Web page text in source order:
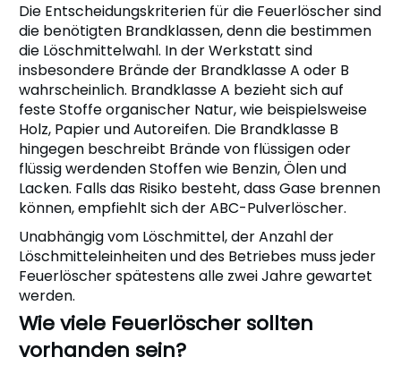
Die Entscheidungskriterien für die Feuerlöscher sind
die benötigten Brandklassen, denn die bestimmen
die Löschmittelwahl. In der Werkstatt sind
insbesondere Brände der Brandklasse A oder B
wahrscheinlich. Brandklasse A bezieht sich auf
feste Stoffe organischer Natur, wie beispielsweise
Holz, Papier und Autoreifen. Die Brandklasse B
hingegen beschreibt Brände von flüssigen oder
flüssig werdenden Stoffen wie Benzin, Ölen und
Lacken. Falls das Risiko besteht, dass Gase brennen
können, empfiehlt sich der ABC-Pulverlöscher.
Unabhängig vom Löschmittel, der Anzahl der
Löschmitteleinheiten und des Betriebes muss jeder
Feuerlöscher spätestens alle zwei Jahre gewartet
werden.
Wie viele Feuerlöscher sollten
vorhanden sein?